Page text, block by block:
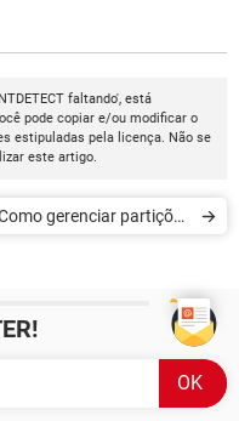
faltando', está
pode copiar e/ou modificar o
estipuladas pela licença. Não se
este artigo.
gerenciar partições